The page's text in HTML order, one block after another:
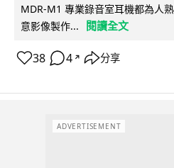
MDR-M1 專業錄音室耳機都為人
意影像製作...
閱讀全文
38 4 ↗ 分享
ADVERTISEMENT